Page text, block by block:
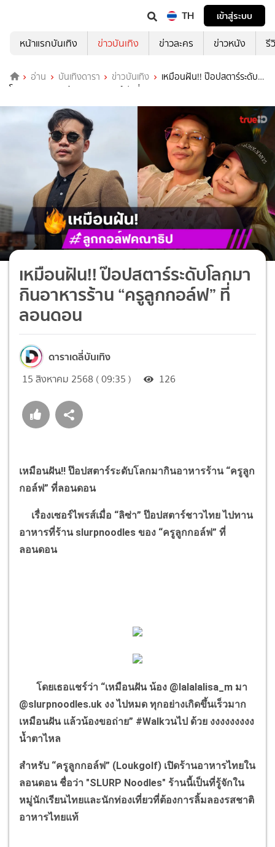
TH
เข้าสู่ระบบ
หน้าแรกบันเทิง
ข่าวบันเทิง ข่าวละคร ข่าวหนัง รี
อ่าน บันเทิงดารา ข่าวบันเทิง
เหมือนฝัน!! ป๊อปสตาร์ระดับ
โลกมากินอาหารร้าน “ครูลูกกอล์ฟ” ที่ลอนดอน
เหมือนฝัน!! ป๊อปสตาร์ระดับโลกมา
กินอาหารร้าน “ครูลูกกอล์ฟ” ที่
ลอนดอน
ดาราเดลี่บันเทิง
15 สิงหาคม 2568 ( 09:35 ) 126
เหมือนฝัน!! ป๊อปสตาร์ระดับโลกมากินอาหารร้าน “ครูลูก
กอล์ฟ” ที่ลอนดอน
เรื่องเซอร์ไพรส์เมื่อ “ลิซ่า” ป๊อปสตาร์ชาวไทย ไปทาน
อาหารที่ร้าน slurpnoodles ของ “ครูลูกกอล์ฟ” ที่
ลอนดอน
โดยเธอแชร์ว่า “เหมือนฝัน น้อง @lalalalisa_m มา
@slurpnoodles.uk งง ไปหมด ทุกอย่างเกิดขึ้นเร็วมาก
เหมือนฝัน แล้วน้องขอถ่าย” #Walkวนไป ด้วย งงงงงงงงง
น้ำตาไหล
สำหรับ “ครูลูกกอล์ฟ” (Loukgolf) เปิดร้านอาหารไทยใน
ลอนดอน ชื่อว่า "SLURP Noodles" ร้านนี้เป็นที่รู้จักใน
หมู่นักเรียนไทยและนักท่องเที่ยวที่ต้องการลิ้มลองรสชาติ
อาหารไทยแท้